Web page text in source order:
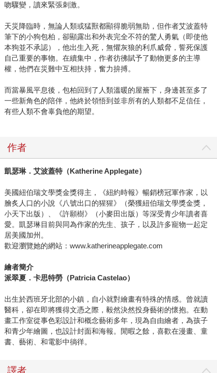
吻驟變，讀來緊張刺激。
天災降臨時，無論人類或猛獸都顯得脆弱無助，但作者艾波蓋特
筆下的小狗包柏，卻顯露出和外表完全不符的驚人勇氣（即使他
本狗並不承認），他出生入死，無懼灰狼的利爪威脅，誓死保護
自己重要的事物。在續集中，作者彷彿賦予了動物更多的主導
權，他們在災難中互相扶持，奮力拚搏。
而當暴風平息後，包柏回到了人類溫暖的屋簷下，身邊甚至多了
一些新角色的陪伴，他終於領悟到並非所有的人類都不足信任，
有些人類不會辜負他的期望。
作者
凱瑟琳．艾波蓋特（Katherine Applegate）
美國紐伯瑞文學獎金獎得主，《紐約時報》暢銷榜冠軍作家，以
膾炙人口的小說《八號出口的猩猩》（榮獲紐伯瑞文學獎金獎，
小天下出版）、《許願樹》（小麥田出版）等深受青少年讀者喜
愛。凱瑟琳目前與同為作家的先生、孩子，以及許多寵物一起定
居美國加州。
歡迎瀏覽她的網站：www.katherineapplegate.com
繪者簡介
派翠夏．卡思特勞（Patricia Castelao）
出生於西班牙北部的小鎮，自小就對繪畫有特殊的情感。曾就讀
醫科，卻在即將獲得文憑之際，毅然決然投身藝術的懷抱。在動
畫工作室從事色彩設計和概念藝術多年，現為自由繪者，為孩子
和青少年繪圖，也設計封面和海報。閒暇之餘，喜歡在漫畫、童
書、藝術、和電影中徜徉。
譯者